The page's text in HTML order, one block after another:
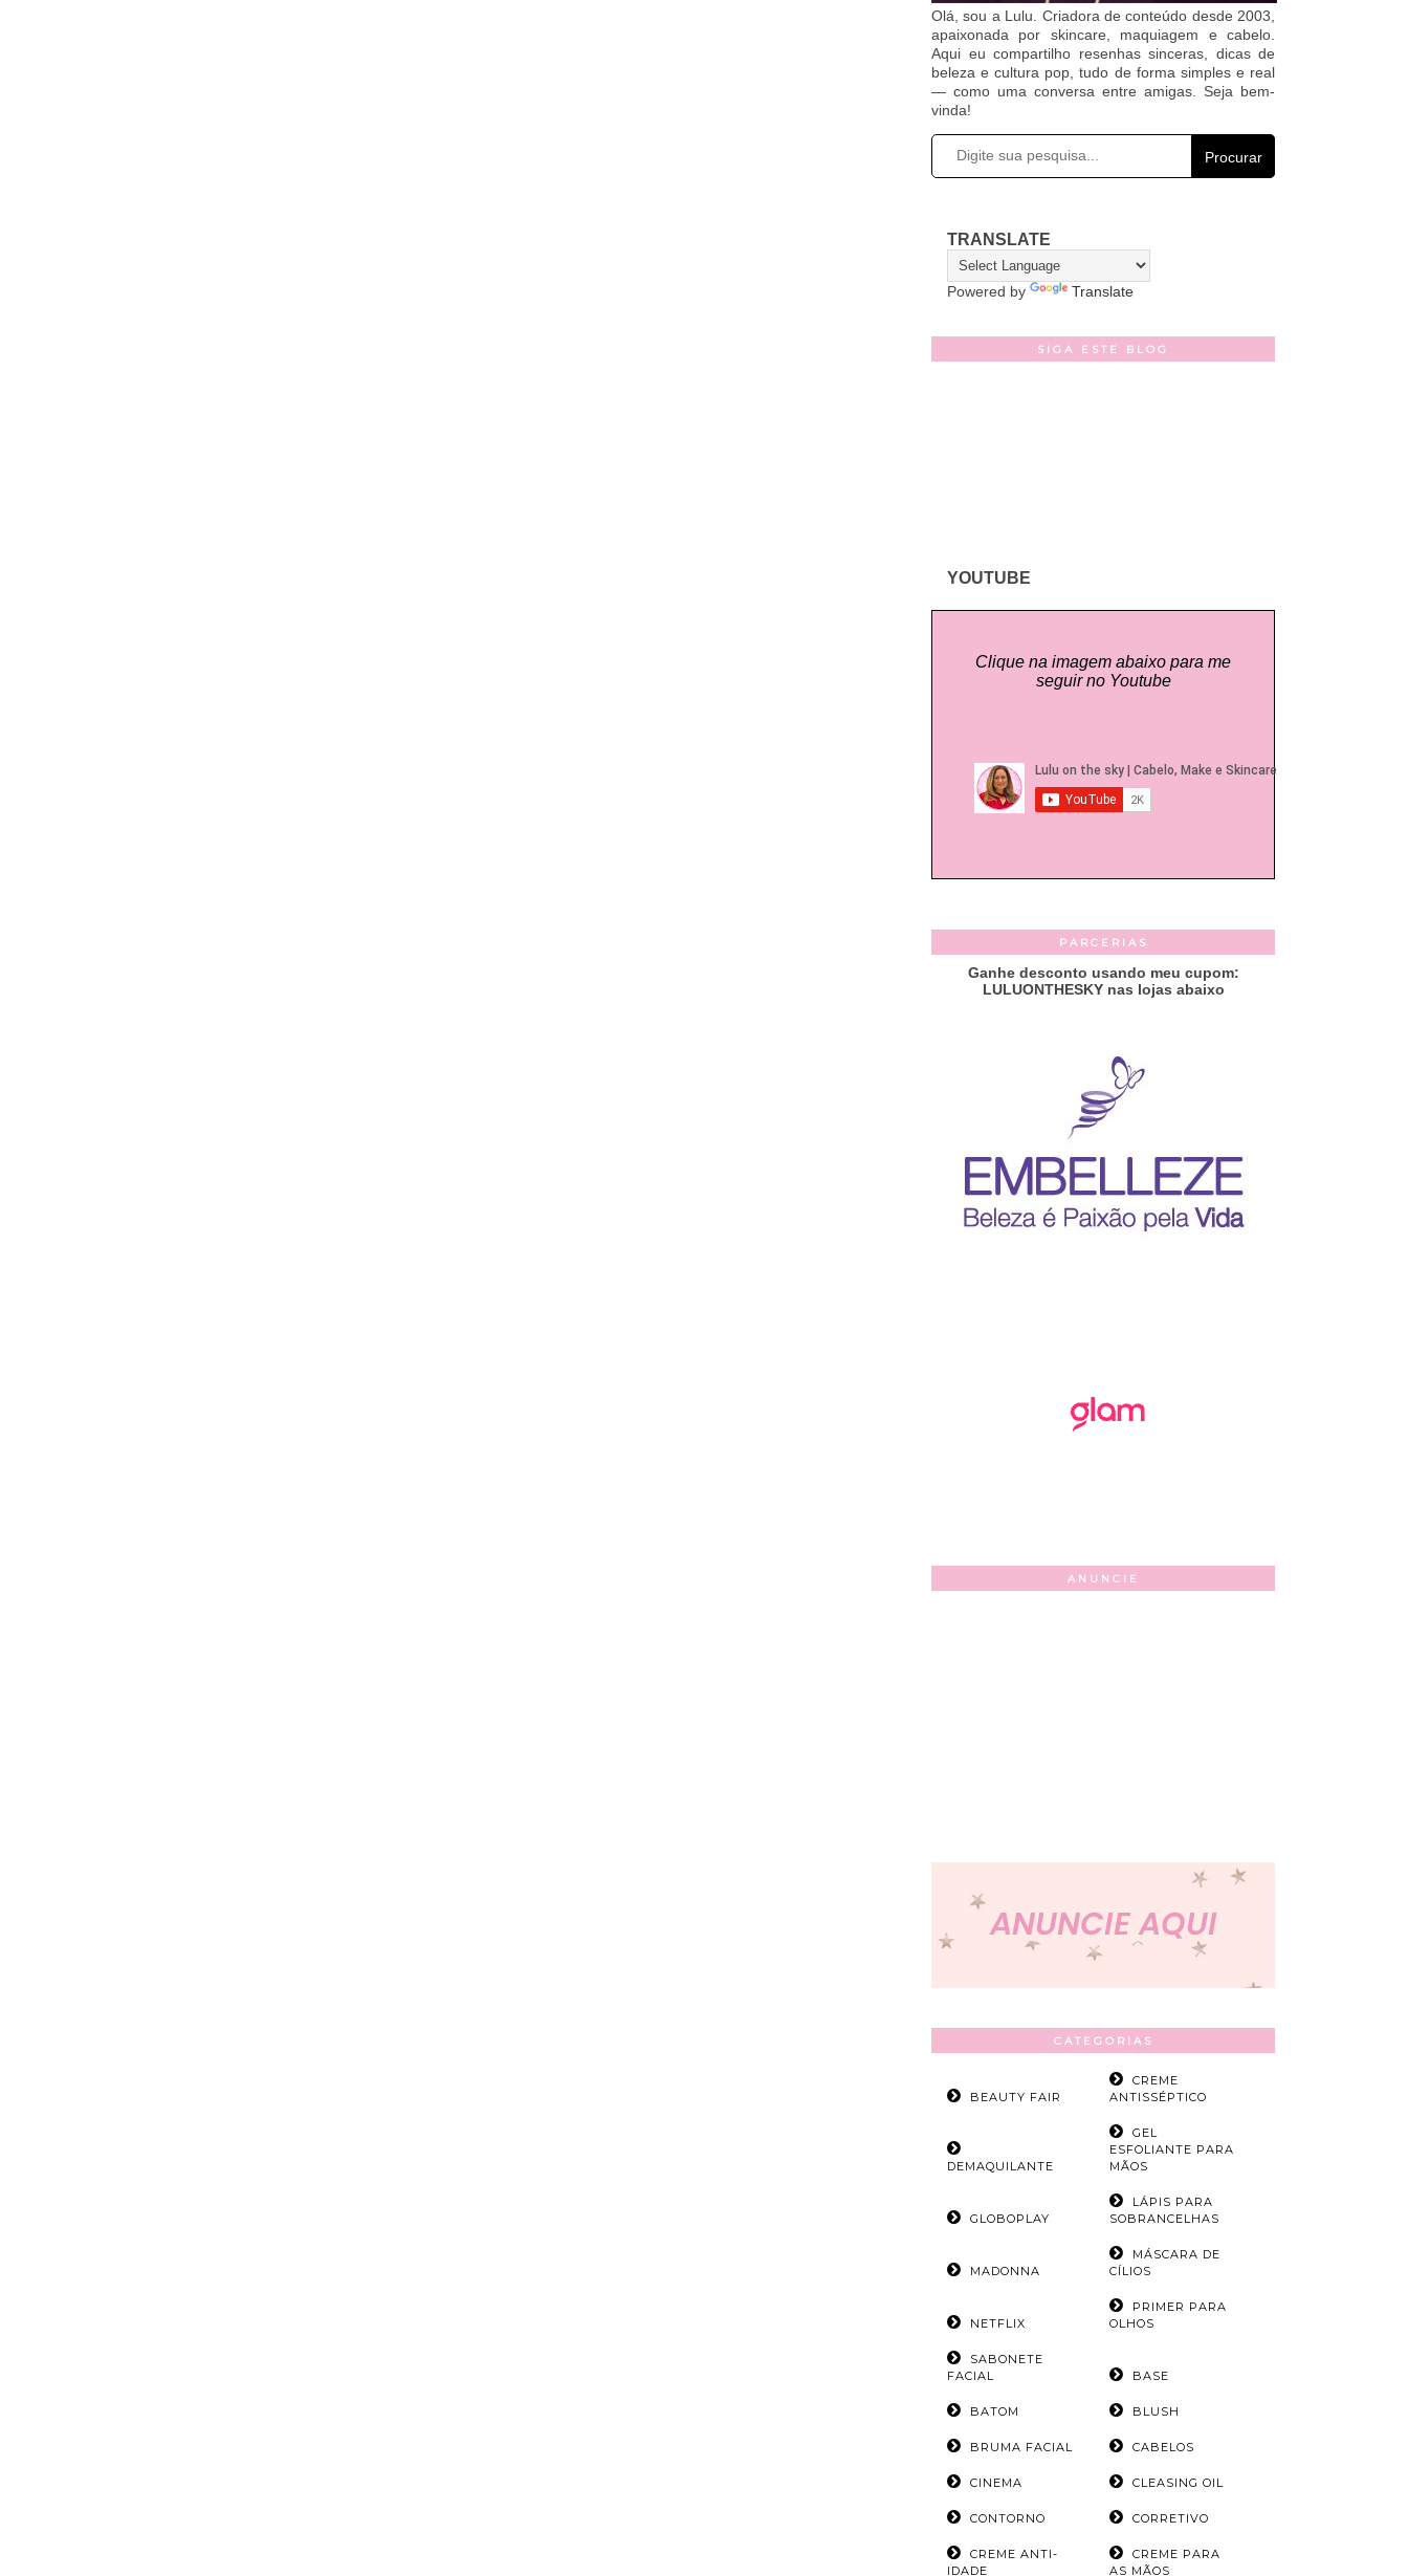
Olá, sou a Lulu. Criadora de conteúdo desde 2003,
apaixonada por skincare, maquiagem e cabelo.
Aqui eu compartilho resenhas sinceras, dicas de
beleza e cultura pop, tudo de forma simples e real
— como uma conversa entre amigas. Seja bem-
vinda!
Procurar
TRANSLATE
Powered by Translate
SIGA ESTE BLOG
YOUTUBE
Clique na imagem abaixo para me
seguir no Youtube
PARCERIAS
Ganhe desconto usando meu cupom:
LULUONTHESKY nas lojas abaixo
ANUNCIE
CATEGORIAS
BEAUTY FAIR
CREME
ANTISSÉPTICO
DEMAQUILANTE
GEL
ESFOLIANTE PARA
MÃOS
GLOBOPLAY
LÁPIS PARA
SOBRANCELHAS
MADONNA
MÁSCARA DE
CÍLIOS
NETFLIX
PRIMER PARA
OLHOS
SABONETE
FACIAL
BASE
BATOM BLUSH
BRUMA FACIAL CABELOS
CINEMA CLEASING OIL
CONTORNO CORRETIVO
CREME ANTI-
IDADE
CREME PARA
AS MÃOS